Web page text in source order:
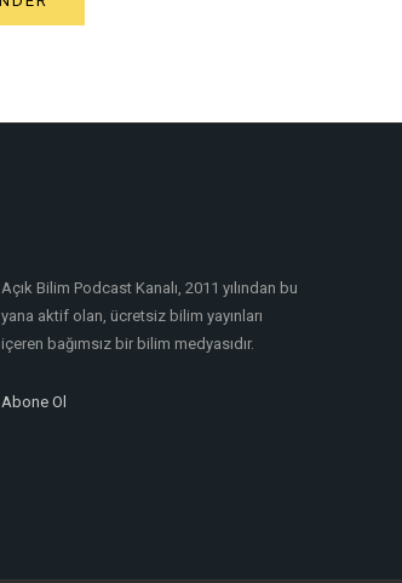
Açık Bilim Podcast Kanalı, 2011 yılından bu
yana aktif olan, ücretsiz bilim yayınları
içeren bağımsız bir bilim medyasıdır.
Abone Ol